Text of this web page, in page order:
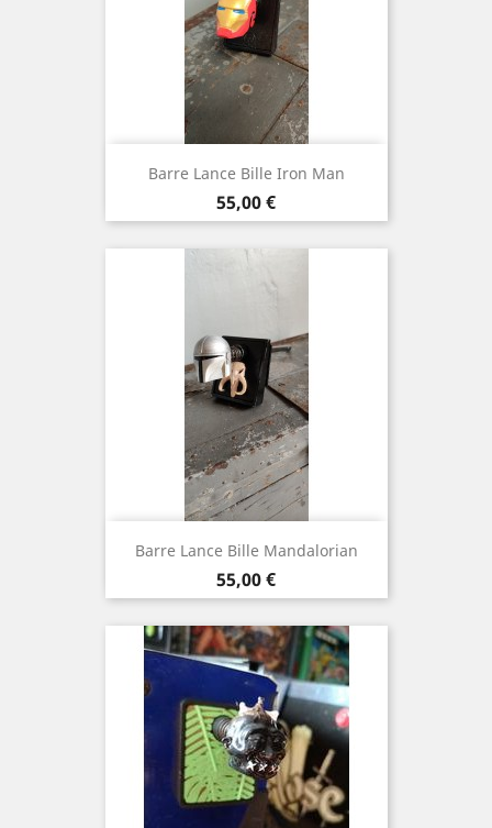
Barre Lance Bille Iron Man
Prix
55,00 €
Barre Lance Bille Mandalorian
Prix
55,00 €